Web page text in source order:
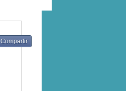
Compartir